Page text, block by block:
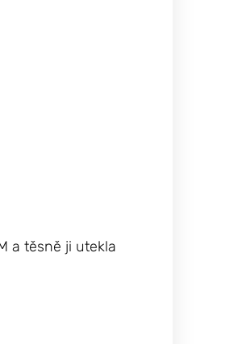
a těsně ji utekla